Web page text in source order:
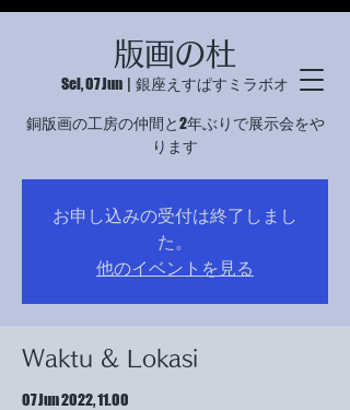
© Copyright
© Copyright
版画の杜
Sel, 07 Jun
  |
銀座えすぱすミラボオ
銅版画の工房の仲間と2年ぶりで展示会をや
ります
お申し込みの受付は終了しまし
た。
他のイベントを見る
Waktu & Lokasi
07 Jun 2022, 11.00